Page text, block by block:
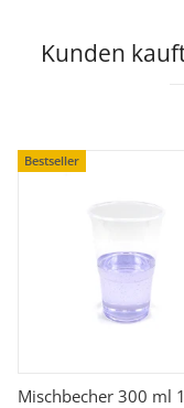
Kunden
Bestseller
Mischbecher 300 ml